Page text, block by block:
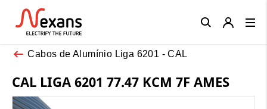
Cabos de Alumínio Liga 6201 - CAL
CAL LIGA 6201 77.47 KCM 7F AMES
Close